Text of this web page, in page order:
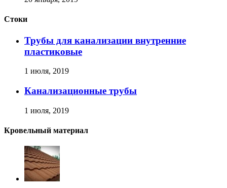
Стоки
Трубы для канализации внутренние
пластиковые
1 июля, 2019
Канализационные трубы
1 июля, 2019
Кровельный материал